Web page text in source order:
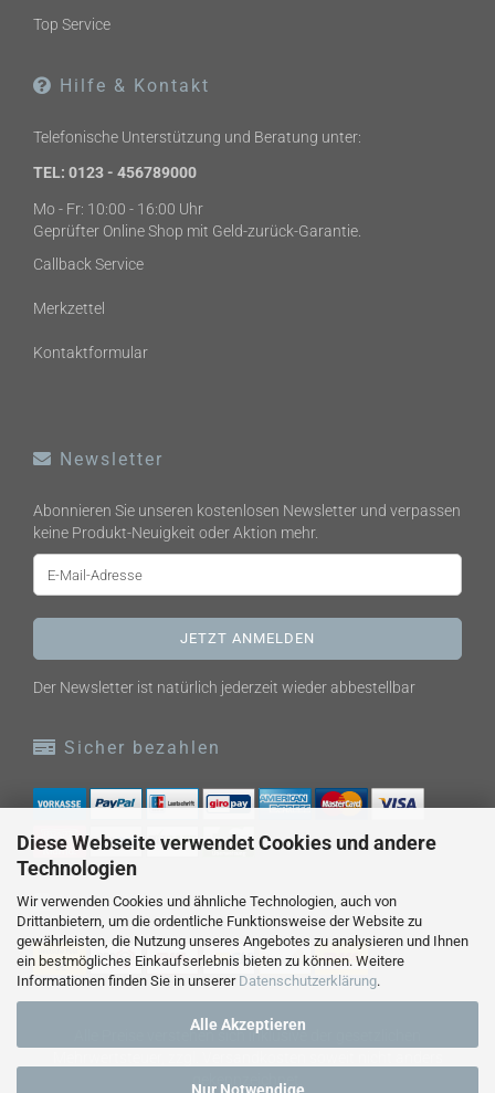
Diese Webseite verwendet Cookies und andere
Technologien
Wir verwenden Cookies und ähnliche Technologien, auch von
Drittanbietern, um die ordentliche Funktionsweise der Website zu
gewährleisten, die Nutzung unseres Angebotes zu analysieren und Ihnen
ein bestmögliches Einkaufserlebnis bieten zu können. Weitere
Informationen finden Sie in unserer Datenschutzerklärung.
Alle Akzeptieren
Top Service
Hilfe & Kontakt
Telefonische Unterstützung und Beratung unter:
TEL: 0123 - 456789000
Mo - Fr: 10:00 - 16:00 Uhr
Geprüfter Online Shop mit Geld-zurück-Garantie.
Callback Service
Merkzettel
Kontaktformular
Newsletter
Abonnieren Sie unseren kostenlosen Newsletter und verpassen
keine Produkt-Neuigkeit oder Aktion mehr.
Der Newsletter ist natürlich jederzeit wieder abbestellbar
Sicher bezahlen
Versand
Alle Preise verstehen sich inklusive der gesetzlichen
gekennzeichnet.